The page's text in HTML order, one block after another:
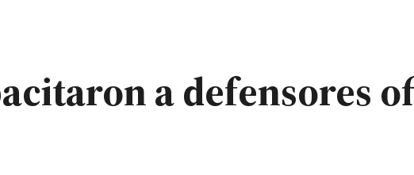
a defensores